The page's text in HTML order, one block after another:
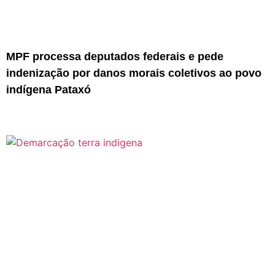
MPF processa deputados federais e pede
indenização por danos morais coletivos ao povo
indígena Pataxó